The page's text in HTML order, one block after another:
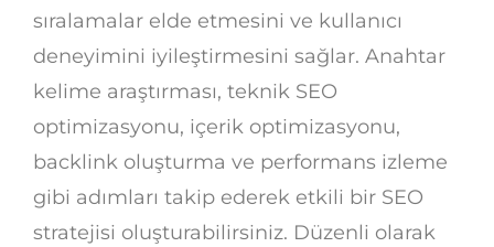
sıralamalar elde etmesini ve kullanıcı
deneyimini iyileştirmesini sağlar. Anahtar
kelime araştırması, teknik SEO
optimizasyonu, içerik optimizasyonu,
backlink oluşturma ve performans izleme
gibi adımları takip ederek etkili bir SEO
stratejisi oluşturabilirsiniz. Düzenli olarak